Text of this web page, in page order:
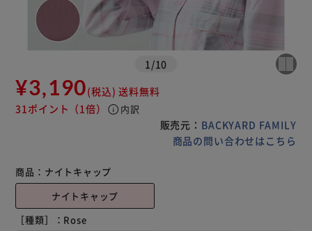
1 /10
¥3,190(税込) 送料無料
31ポイント （1倍） info 内訳
販売元： BACKYARD FAMILY
商品の問い合わせはこちら
商品： ナイトキャップ
ナイトキャップ
［種類］： Rose